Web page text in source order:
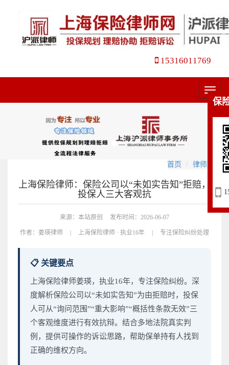
15316011769
菜
单
首页 律师文集
上海保险律师：保险公司以“未如实告知”拒赔，
投保人三大客观抗
来源：本站原创 发布时间：2026-06-07
作者： 姜瑛律师 | 上海保险律师 · 执业16年 | 专注保险纠纷处理
📋 关键要点
上海保险律师姜瑛，执业16年，专注保险纠纷。深
度解析保险公司以“未如实告知”为由拒赔时，投保
人可从“询问范围”“重大影响”“概括性条款无效”三
个客观维度进行有效抗辩。结合多地法院真实判
例，提供可操作的诉讼思路，帮助保单持有人找到
正确的维权方向。
保